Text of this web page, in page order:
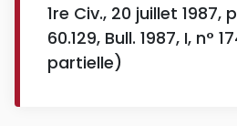
1re Civ., 20 juillet 1987,
60.129, Bull. 1987, I, n°
partielle)